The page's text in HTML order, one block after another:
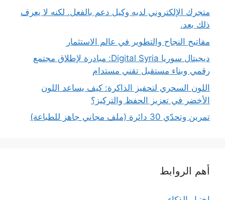
متجرك الإلكتروني لديه وكيل دعم بالفعل. لكنه لا يعرف
ذلك بعد.
مفاتيح النجاح والتطوير في عالم الاستثمار
ديجيتال سوريا Digital Syria: مبادرة لإطلاق مجتمع
رقمي وبناء مستقبل تقني مستدام
اللون السحري لتحفيز الذاكرة: كيف يساعد اللون
الأخضر في تعزيز الحفظ والتركيز؟
تمرين وتحدّي 30 دائرة (ملف مجاني جاهز للطباعة)
أهم الروابط